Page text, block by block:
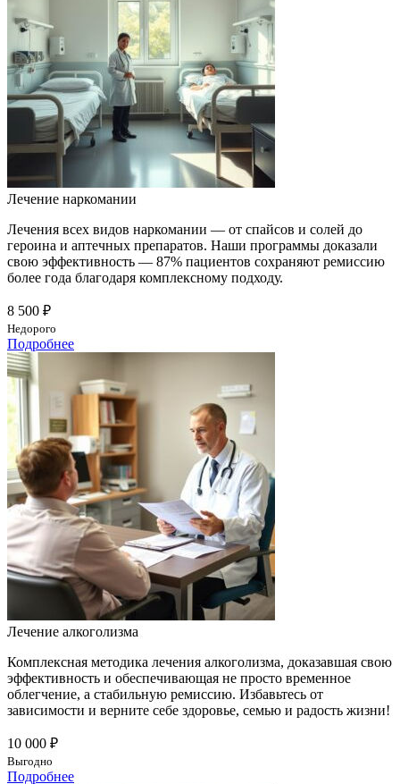
Лечение наркомании
Лечения всех видов наркомании — от спайсов и солей до
героина и аптечных препаратов. Наши программы доказали
свою эффективность — 87% пациентов сохраняют ремиссию
более года благодаря комплексному подходу.
8 500 ₽
Недорого
Подробнее
Лечение алкоголизма
Комплексная методика лечения алкоголизма, доказавшая свою
эффективность и обеспечивающая не просто временное
облегчение, а стабильную ремиссию. Избавьтесь от
зависимости и верните себе здоровье, семью и радость жизни!
10 000 ₽
Выгодно
Подробнее